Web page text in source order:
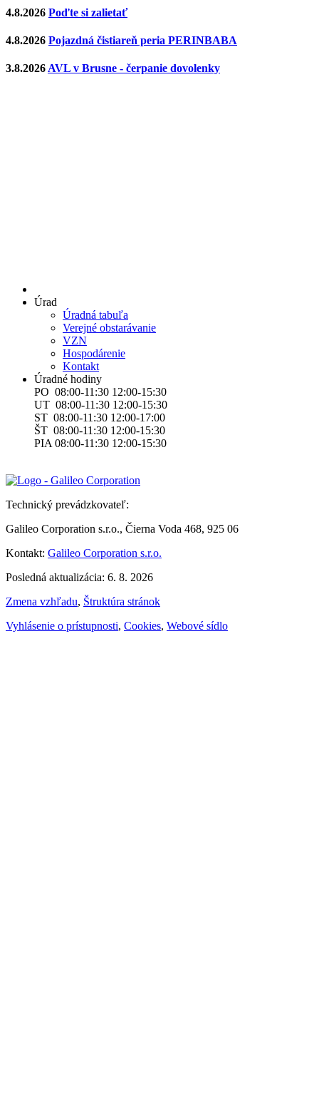
4.8.2026 Poďte si zalietať
4.8.2026 Pojazdná čistiareň peria PERINBABA
3.8.2026AVL v Brusne - čerpanie dovolenky
Úrad
Úradná tabuľa
Verejné obstarávanie
VZN
Hospodárenie
Kontakt
Úradné hodiny
PO 08:00-11:30 12:00-15:30
UT 08:00-11:30 12:00-15:30
ST 08:00-11:30 12:00-17:00
ŠT 08:00-11:30 12:00-15:30
PIA 08:00-11:30 12:00-15:30
Technický prevádzkovateľ:
Galileo Corporation s.r.o., Čierna Voda 468, 925 06
Kontakt: Galileo Corporation s.r.o.
Posledná aktualizácia: 6. 8. 2026
Zmena vzhľadu, Štruktúra stránok
Vyhlásenie o prístupnosti, Cookies, Webové sídlo